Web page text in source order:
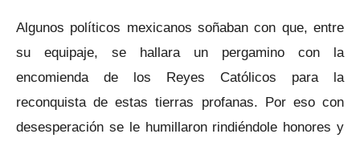
Algunos políticos mexicanos soñaban con que, entre
su equipaje, se hallara un pergamino con la
encomienda de los Reyes Católicos para la
reconquista de estas tierras profanas. Por eso con
desesperación se le humillaron rindiéndole honores y